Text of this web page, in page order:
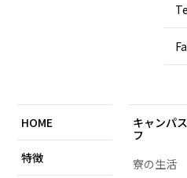
HOME
特徴
キャンパ
フ
寮の生活